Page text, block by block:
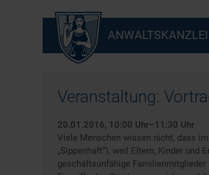
Veranstaltung:
20.01.2016, 10:00 Uhr–11:30 Uhr
Viele Menschen wissen nicht, dass
„Sippenhaft“), weil Eltern, Kinder
geschäftsunfähige